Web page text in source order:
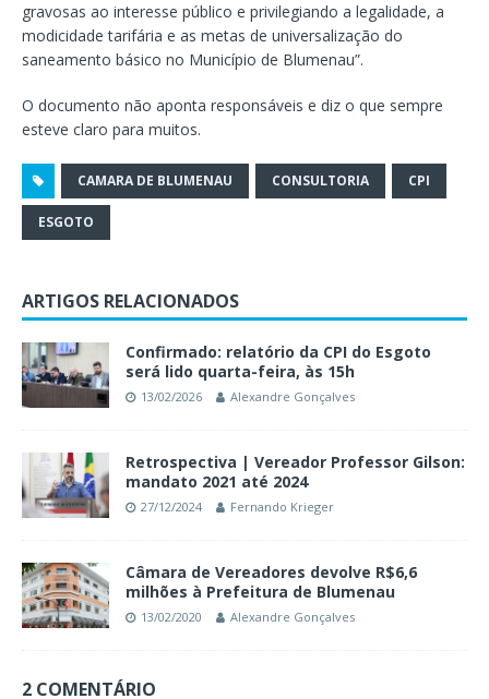
gravosas ao interesse público e privilegiando a legalidade, a
modicidade tarifária e as metas de universalização do
saneamento básico no Município de Blumenau”.
O documento não aponta responsáveis e diz o que sempre
esteve claro para muitos.
CAMARA DE BLUMENAU CONSULTORIA CPI
ESGOTO
ARTIGOS RELACIONADOS
Confirmado: relatório da CPI do Esgoto
será lido quarta-feira, às 15h
13/02/2026 Alexandre Gonçalves
Retrospectiva | Vereador Professor Gilson:
mandato 2021 até 2024
27/12/2024 Fernando Krieger
Câmara de Vereadores devolve R$6,6
milhões à Prefeitura de Blumenau
13/02/2020 Alexandre Gonçalves
2 COMENTÁRIO